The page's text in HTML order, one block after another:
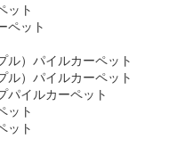
ット
ペット
ル）パイルカーペット
ル）パイルカーペット
パイルカーペット
ット
ット